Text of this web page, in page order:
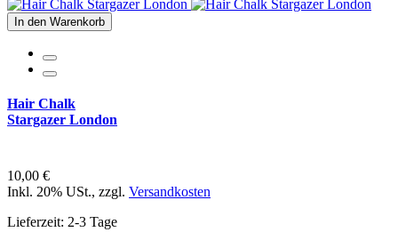
In den Warenkorb
Hair Chalk
Stargazer London
10,00 €
Inkl. 20% USt., zzgl. Versandkosten
Lieferzeit: 2-3 Tage